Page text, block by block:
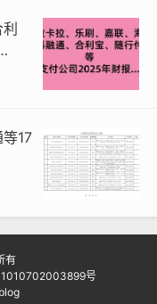
所需支付的费用/费
顶值。我公司严格
、拉动消费为目标，
康发展。
年4月13日
17
有
号